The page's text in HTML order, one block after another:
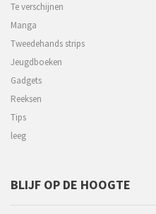
Te verschijnen
Manga
Tweedehands strips
Jeugdboeken
Gadgets
Reeksen
Tips
leeg
BLIJF OP DE HOOGTE